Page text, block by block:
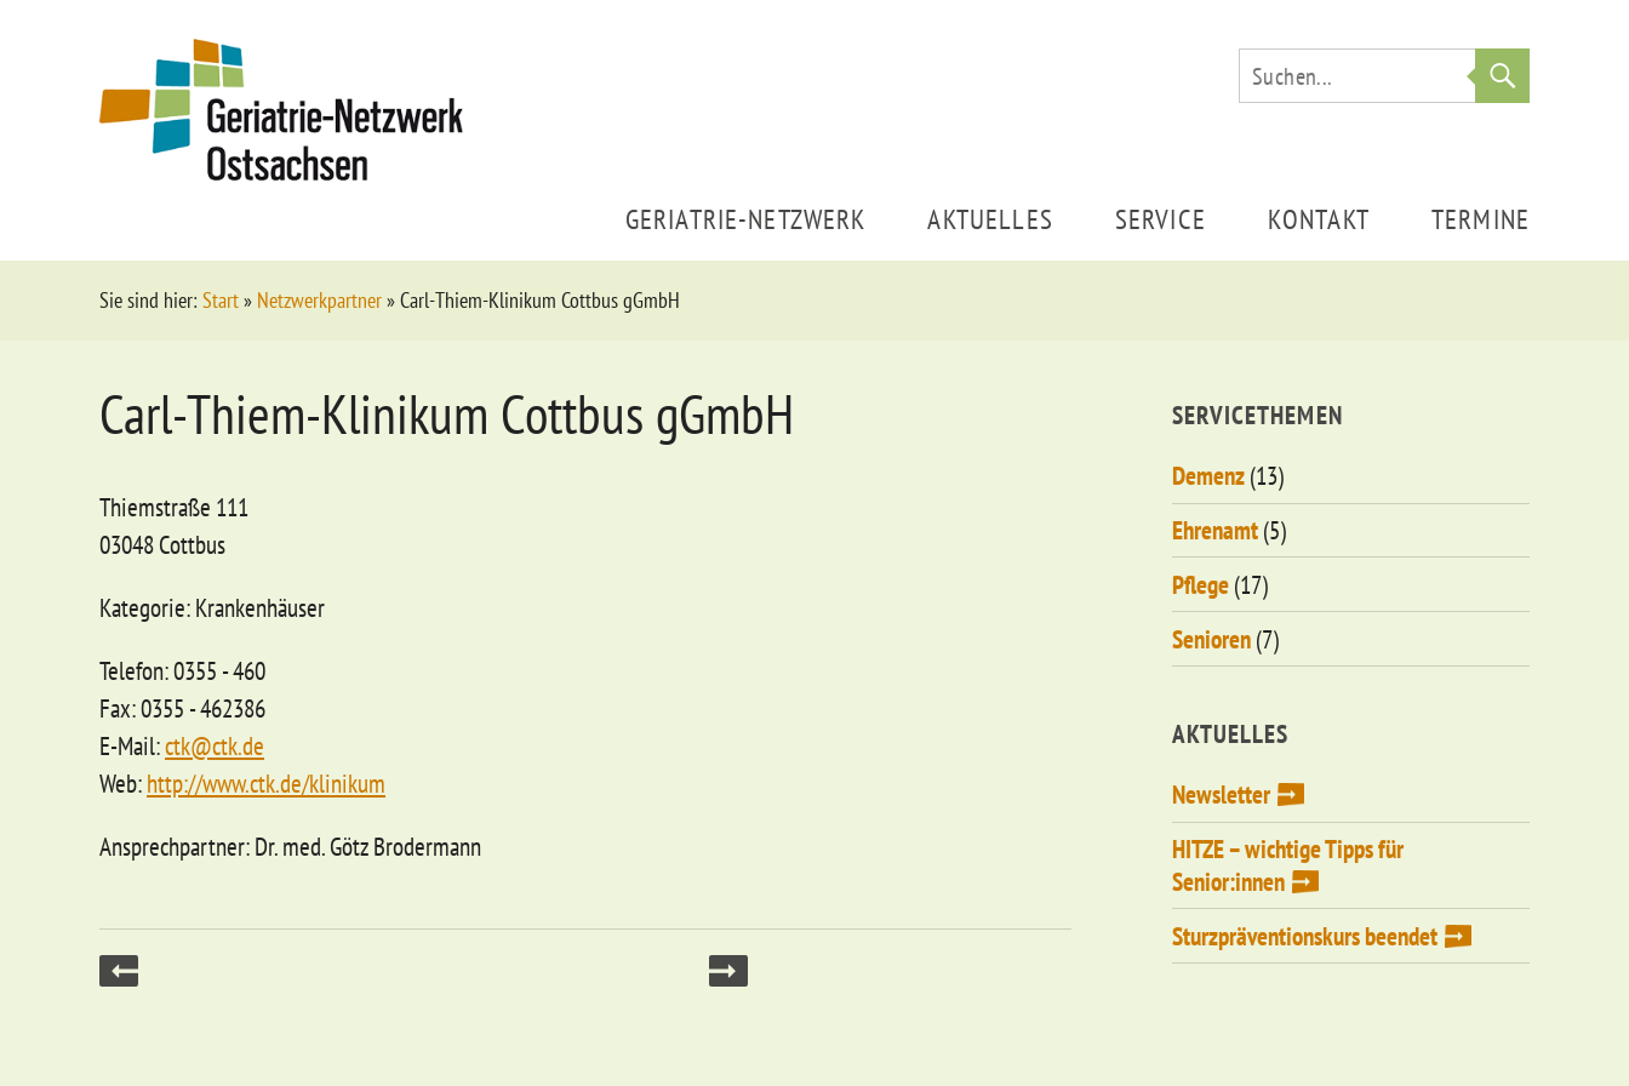
GERIATRIE-NETZWERK AKTUELLES SERVICE KONTAKT TERMINE
Sie sind hier: Start» Netzwerkpartner»Carl-Thiem-Klinikum Cottbus gGmbH
Carl-Thiem-Klinikum Cottbus gGmbH
Thiemstraße 111
03048 Cottbus
Kategorie: Krankenhäuser
Telefon: 0355 - 460
Fax: 0355 - 462386
E-Mail:ctk@ctk.de
Web:http://www.ctk.de/klinikum
Ansprechpartner: Dr. med. Götz Brodermann
SERVICETHEMEN
Demenz(13)
Ehrenamt(5)
Pflege(17)
Senioren(7)
AKTUELLES
Newsletter
HITZE – wichtige Tipps für
Senior:innen
Sturzpräventionskurs beendet